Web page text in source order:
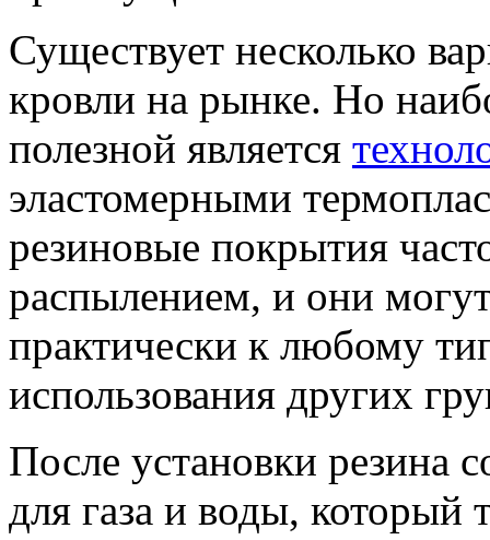
Существует несколько
кровли на рынке. Но
полезной является
эластомерными
резиновые покрытия
распылением, и они
практически к любому
использования других
После установки резина
для газа и воды, который